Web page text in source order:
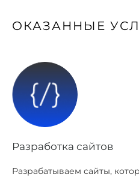
ОКАЗАННЫЕ
Разработка сайтов
Разрабатываем сайты,